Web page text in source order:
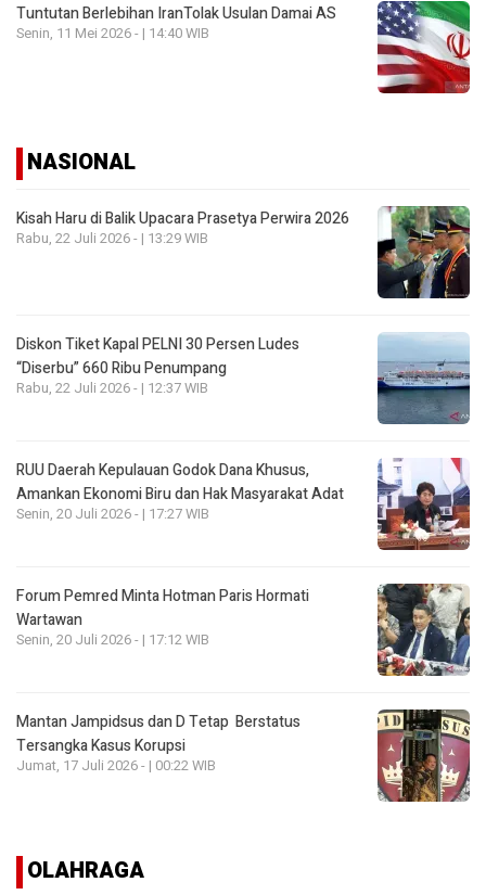
Tuntutan Berlebihan IranTolak Usulan Damai AS
Senin, 11 Mei 2026 - | 14:40 WIB
NASIONAL
Kisah Haru di Balik Upacara Prasetya Perwira 2026
Rabu, 22 Juli 2026 - | 13:29 WIB
Diskon Tiket Kapal PELNI 30 Persen Ludes
“Diserbu” 660 Ribu Penumpang
Rabu, 22 Juli 2026 - | 12:37 WIB
RUU Daerah Kepulauan Godok Dana Khusus,
Amankan Ekonomi Biru dan Hak Masyarakat Adat
Senin, 20 Juli 2026 - | 17:27 WIB
Forum Pemred Minta Hotman Paris Hormati
Wartawan
Senin, 20 Juli 2026 - | 17:12 WIB
Mantan Jampidsus dan D Tetap Berstatus
Tersangka Kasus Korupsi
Jumat, 17 Juli 2026 - | 00:22 WIB
OLAHRAGA